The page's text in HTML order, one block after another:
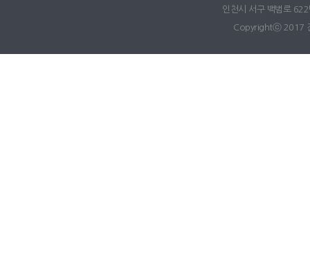
인천시 서구 백범로
Copyrightⓒ 2017